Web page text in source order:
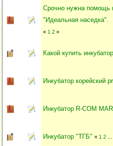
Срочно нужна помощь
"Идеальная наседка".
« 1 2 »
Какой купить
Инкубатор корейский
Инкубатор R-COM
Инкубатор "ТГБ" « 1 2